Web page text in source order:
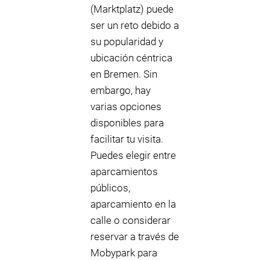
(Marktplatz) puede
ser un reto debido a
su popularidad y
ubicación céntrica
en Bremen. Sin
embargo, hay
varias opciones
disponibles para
facilitar tu visita.
Puedes elegir entre
aparcamientos
públicos,
aparcamiento en la
calle o considerar
reservar a través de
Mobypark para